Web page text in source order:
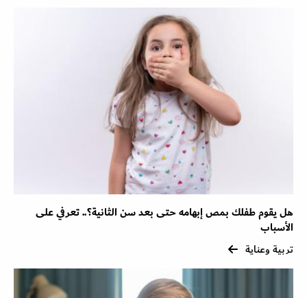
هل يقوم طفلك بمص إبهامه حتى بعد سن الثانية؟.. تعرفي على
الأسباب
تربية وعناية